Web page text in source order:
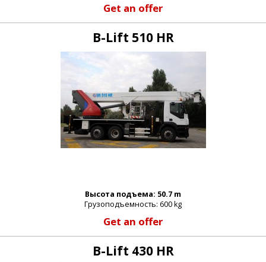
Get an offer
B-Lift 510 HR
Высота подъема: 50.7 m
Грузоподъемность: 600 kg
Get an offer
B-Lift 430 HR